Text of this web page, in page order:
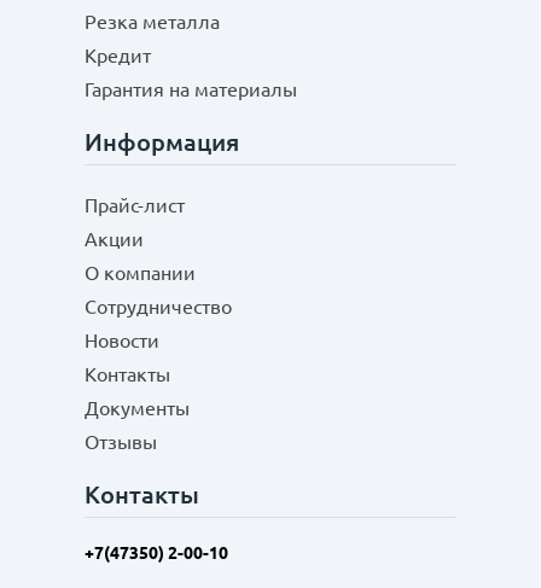
Резка металла
Кредит
Гарантия на материалы
Информация
Прайс-лист
Акции
О компании
Сотрудничество
Новости
Контакты
Документы
Отзывы
Контакты
+7(47350) 2-00-10